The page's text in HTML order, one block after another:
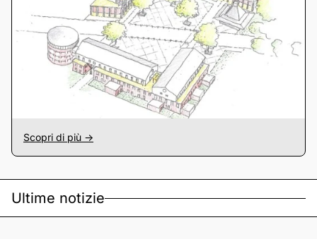
Scopri di più ->
Ultime notizie